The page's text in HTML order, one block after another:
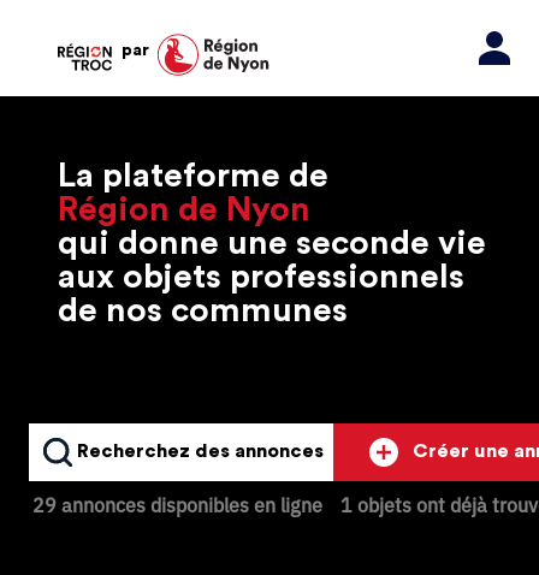
par
La plateforme de
Région de Nyon
qui donne une seconde vie
aux objets professionnels
de nos communes
Recherchez des annonces
29 annonces disponibles en ligne
Créer une
1 objets ont déjà